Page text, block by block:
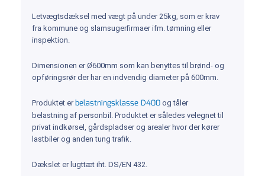
Letvægtsdæksel med vægt på under 25kg, som er krav
fra kommune og slamsugerfirmaer ifm. tømning eller
inspektion.
Dimensionen er Ø600mm som kan benyttes til brønd- og
opføringsrør der har en indvendig diameter på 600mm.
Produktet erbelastningsklasse D400 og tåler
belastning af personbil. Produktet er således velegnet til
privat indkørsel, gårdspladser og arealer hvor der kører
lastbiler og anden tung trafik.
Dækslet er lugttæt iht. DS/EN 432.